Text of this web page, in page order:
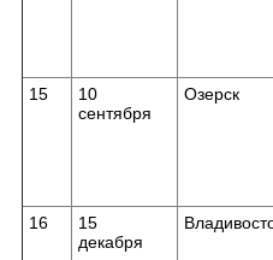
15
10
сентября
Озерск
16
15
декабря